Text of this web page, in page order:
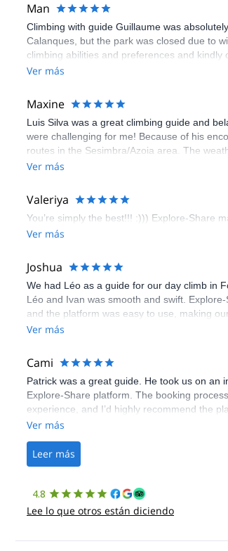
Man
Climbing with guide Guillaume was
Calanques, but the park was closed due to
climbing abilities and preferences and
route we did was not only fun but also the
Ver más
Maxine
Luis Silva was a great climbing guide and
were challenging for me! Because of his
routes in the Sesimbra/Azoia area. The
booking an outdoor climbing experience in
Ver más
Valeriya
You’re simply the best!!! :))) Explore-Share
Ver más
Joshua
We had Léo as a guide for our day climb in
Léo and Ivan was smooth and swift.
and the platform was easy to use, making
Ver más
Cami
Patrick was a great guide. He took us on an
Explore-Share platform. The booking
experience, and I’d highly recommend the
Ver más
Leer más
4.8
Lee lo que otros están diciendo